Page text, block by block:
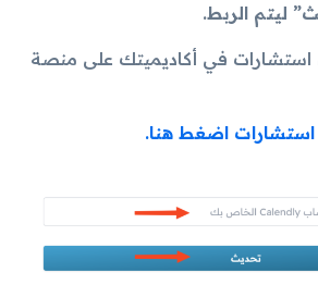
استشارات في أكاديميتك على منصة
استشارات اضغط هنا.